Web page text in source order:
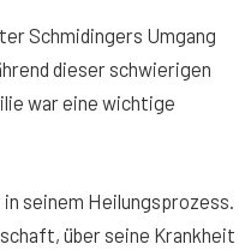
Schmidingers Umgang
dieser schwierigen
war eine wichtige
seinem Heilungsprozess.
über seine Krankheit